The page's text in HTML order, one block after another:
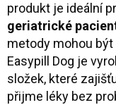
produkt je ideální
geriatrické
metody mohou
Easypill Dog je
složek, které
přijme léky bez